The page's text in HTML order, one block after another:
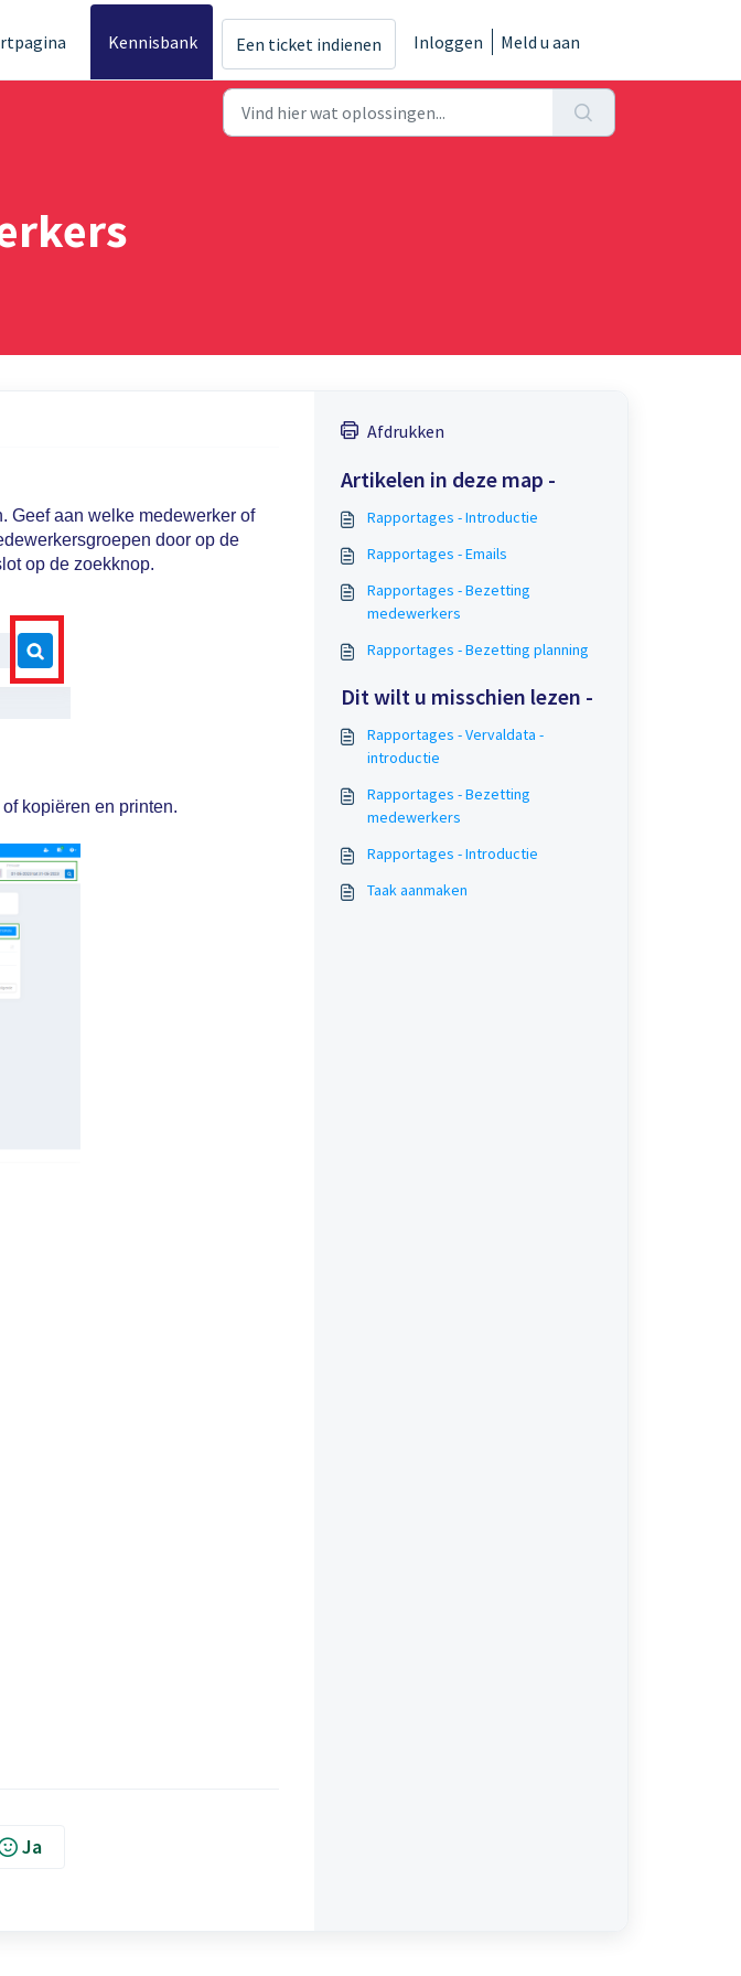
Kennisbank Een ticket indienen Inloggen Meld u aan
Geef aan welke medewerker of
door op de
op de zoekknop.
kopiëren en printen.
Ja
Afdrukken
Artikelen in deze map -
Rapportages - Introductie
Rapportages - Emails
Rapportages - Bezetting
medewerkers
Rapportages - Bezetting planning
Dit wilt u misschien lezen -
Rapportages - Vervaldata -
introductie
Rapportages - Bezetting
medewerkers
Rapportages - Introductie
Taak aanmaken